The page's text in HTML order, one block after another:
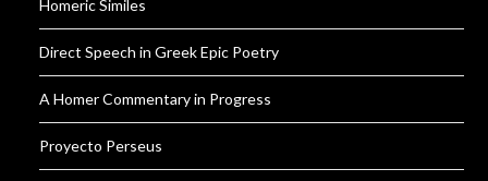
Homeric Similes
Direct Speech in Greek Epic Poetry
A Homer Commentary in Progress
Proyecto Perseus